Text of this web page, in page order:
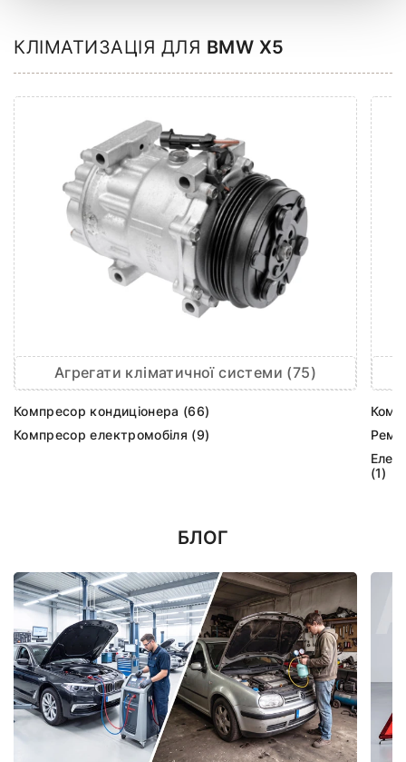
КЛІМАТИЗАЦІЯ ДЛЯ BMW X5
Агрегати кліматичної системи (75)
Компресор кондиціонера (66)
Компресор електромобіля (9)
(1)
БЛОГ